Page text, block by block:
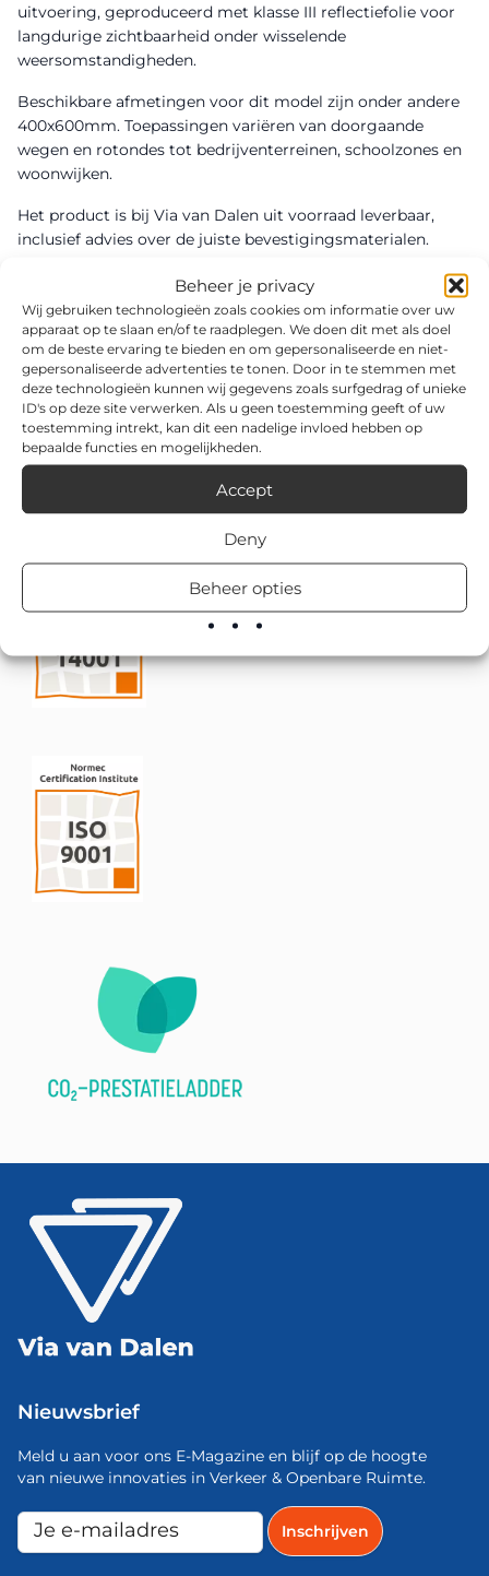
Beheer je privacy
Wij gebruiken technologieën zoals cookies om informatie over uw
apparaat op te slaan en/of te raadplegen. We doen dit met als doel
om de beste ervaring te bieden en om gepersonaliseerde en niet-
gepersonaliseerde advertenties te tonen. Door in te stemmen met
deze technologieën kunnen wij gegevens zoals surfgedrag of unieke
ID's op deze site verwerken. Als u geen toestemming geeft of uw
toestemming intrekt, kan dit een nadelige invloed hebben op
bepaalde functies en mogelijkheden.
Accept
Deny
Beheer opties
uitvoering, geproduceerd met klasse III reflectiefolie voor
langdurige zichtbaarheid onder wisselende
weersomstandigheden.
Beschikbare afmetingen voor dit model zijn onder andere
400x600mm. Toepassingen variëren van doorgaande
wegen en rotondes tot bedrijventerreinen, schoolzones en
woonwijken.
Het product is bij Via van Dalen uit voorraad leverbaar,
inclusief advies over de juiste bevestigingsmaterialen.
Nieuwsbrief
Meld u aan voor ons E-Magazine en blijf op de hoogte
van nieuwe innovaties in Verkeer & Openbare Ruimte.